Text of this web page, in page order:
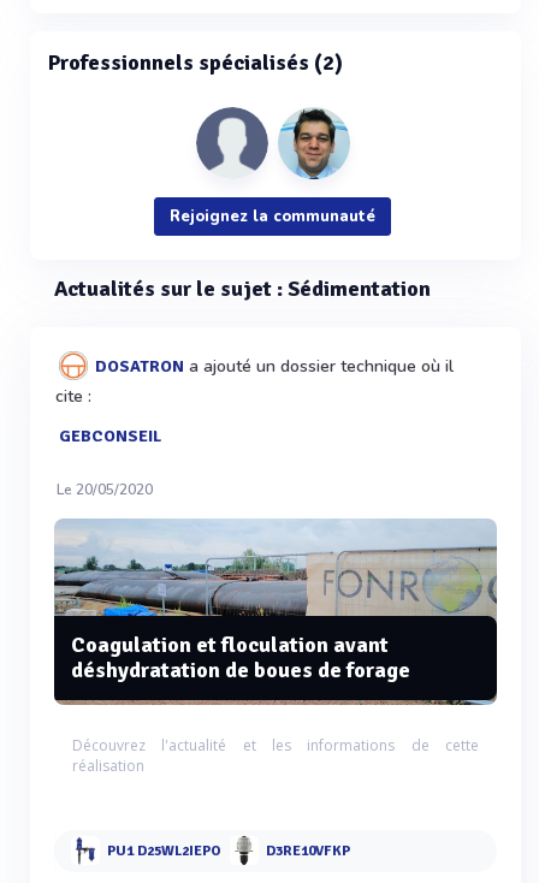
Professionnels spécialisés (2)
Rejoignez la communauté
Actualités sur le sujet : Sédimentation
DOSATRON a ajouté un dossier technique où il
cite :
GEBCONSEIL
Le 20/05/2020
Coagulation et floculation avant
déshydratation de boues de forage
Découvrez l'actualité et les informations de cette
réalisation
PU1 D25WL2IEPO D3RE10VFKP